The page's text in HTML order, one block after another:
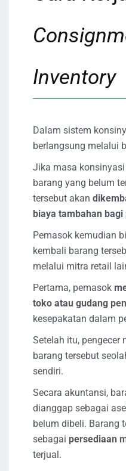
Inventory
Dalam sistem
berlangsung melalui
Jika masa
barang yang belum
tersebut akan
biaya tambahan bagi
Pemasok kemudian
kembali barang
melalui mitra retail
Pertama, pemasok
toko atau gudang
kesepakatan dalam
Setelah itu, pengecer
barang tersebut
sendiri.
Secara akuntansi,
dianggap sebagai
belum dibeli. Barang
sebagai persediaan
terjual.